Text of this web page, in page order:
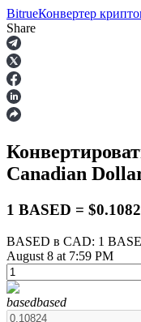
Фьючерсы
USDT-фьючерсы
обеспечения
BitrueКонвертер
Share
Canadian
1 BASED =
BASED в CAD: 1
August 8 at 7:59 PM
basedbased